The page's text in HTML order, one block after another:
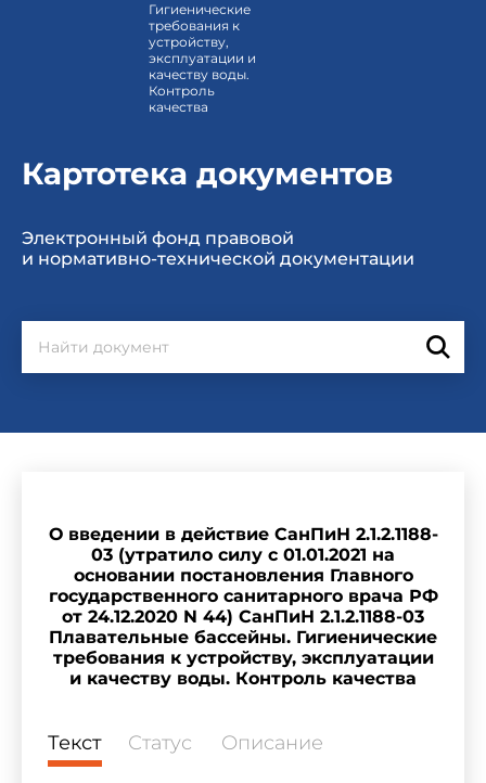
Гигиенические
требования к
устройству,
эксплуатации и
качеству воды.
Контроль
качества
Картотека документов
Электронный фонд правовой
и нормативно-технической документации
О введении в действие СанПиН 2.1.2.1188-
03 (утратило силу с 01.01.2021 на
основании постановления Главного
государственного санитарного врача РФ
от 24.12.2020 N 44) СанПиН 2.1.2.1188-03
Плавательные бассейны. Гигиенические
требования к устройству, эксплуатации
и качеству воды. Контроль качества
Текст Статус Описание